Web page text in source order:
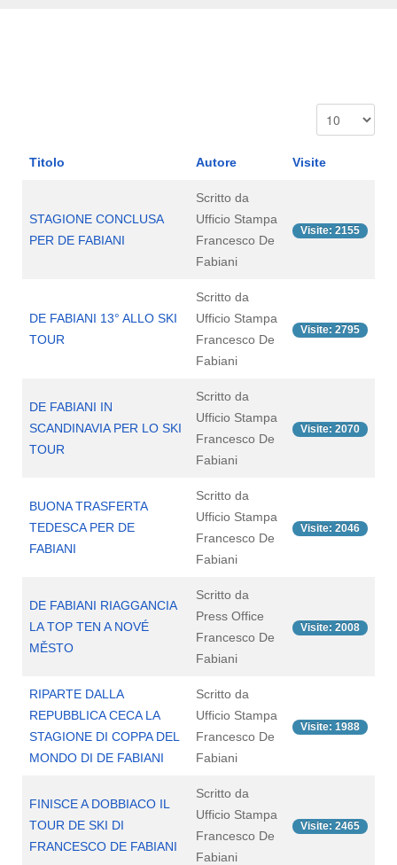
Titolo Autore Visite
STAGIONE CONCLUSA
PER DE FABIANI
Scritto da
Ufficio Stampa
Francesco De
Fabiani
Visite: 2155
DE FABIANI 13° ALLO SKI
TOUR
Scritto da
Ufficio Stampa
Francesco De
Fabiani
Visite: 2795
DE FABIANI IN
SCANDINAVIA PER LO SKI
TOUR
Scritto da
Ufficio Stampa
Francesco De
Fabiani
Visite: 2070
BUONA TRASFERTA
TEDESCA PER DE
FABIANI
Scritto da
Ufficio Stampa
Francesco De
Fabiani
Visite: 2046
DE FABIANI RIAGGANCIA
LA TOP TEN A NOVÉ
MĚSTO
Scritto da
Press Office
Francesco De
Fabiani
Visite: 2008
RIPARTE DALLA
REPUBBLICA CECA LA
STAGIONE DI COPPA DEL
MONDO DI DE FABIANI
Scritto da
Ufficio Stampa
Francesco De
Fabiani
Visite: 1988
FINISCE A DOBBIACO IL
TOUR DE SKI DI
FRANCESCO DE FABIANI
Scritto da
Ufficio Stampa
Francesco De
Fabiani
Visite: 2465